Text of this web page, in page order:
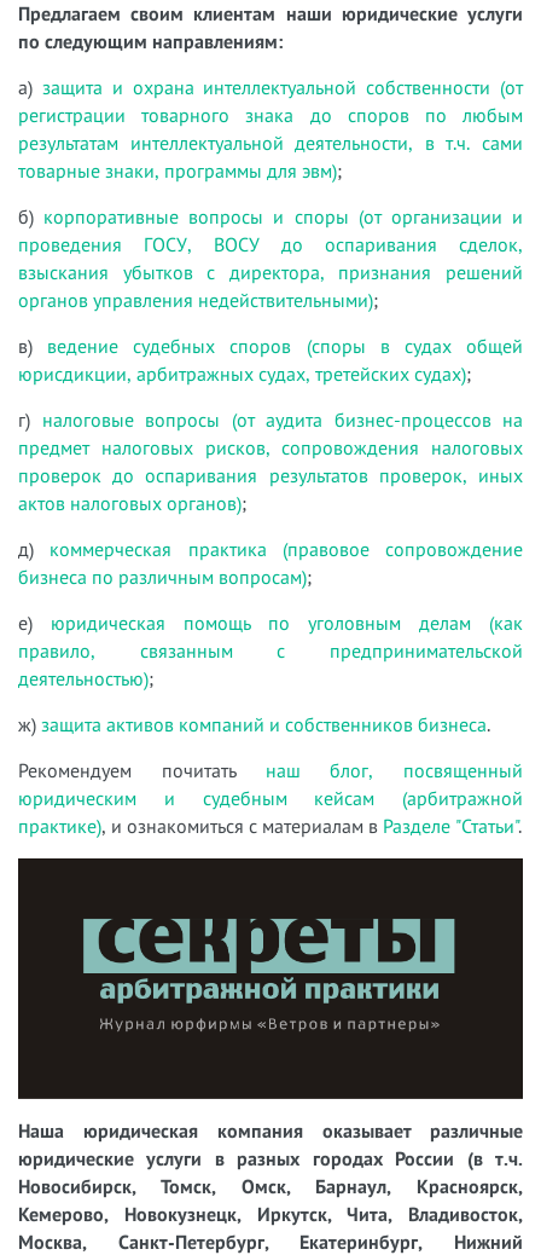
Предлагаем своим клиентам наши юридические услуги
по следующим направлениям:
а) защита и охрана интеллектуальной собственности (от
регистрации товарного знака до споров по любым
результатам интеллектуальной деятельности, в т.ч. сами
товарные знаки, программы для эвм);
б) корпоративные вопросы и споры (от организации и
проведения ГОСУ, ВОСУ до оспаривания сделок,
взыскания убытков с директора, признания решений
органов управления недействительными);
в) ведение судебных споров (споры в судах общей
юрисдикции, арбитражных судах, третейских судах);
г) налоговые вопросы (от аудита бизнес-процессов на
предмет налоговых рисков, сопровождения налоговых
проверок до оспаривания результатов проверок, иных
актов налоговых органов);
д) коммерческая практика (правовое сопровождение
бизнеса по различным вопросам);
е) юридическая помощь по уголовным делам (как
правило, связанным с предпринимательской
деятельностью);
ж) защита активов компаний и собственников бизнеса.
Рекомендуем почитать наш блог, посвященный
юридическим и судебным кейсам (арбитражной
практике), и ознакомиться с материалам в Разделе "Статьи".
Наша юридическая компания оказывает различные
юридические услуги в разных городах России (в т.ч.
Новосибирск, Томск, Омск, Барнаул, Красноярск,
Кемерово, Новокузнецк, Иркутск, Чита, Владивосток,
Москва, Санкт-Петербург, Екатеринбург, Нижний